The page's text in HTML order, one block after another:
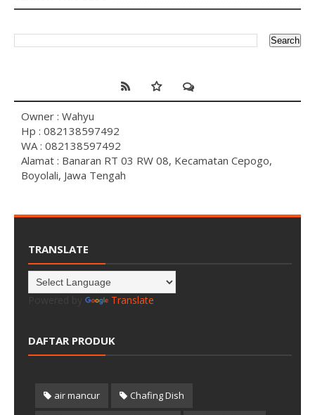
Owner : Wahyu
Hp : 082138597492
WA : 082138597492
Alamat : Banaran RT 03 RW 08, Kecamatan Cepogo,
Boyolali, Jawa Tengah
TRANSLATE
Translate
DAFTAR PRODUK
air mancur Chafing Dish